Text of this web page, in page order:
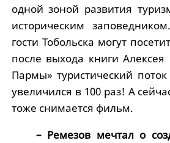
одной зоной развития
историческим
гости Тобольска могут
после выхода книги
Пармы» туристический
увеличился в 100 раз! А
тоже снимается фильм.
– Ремезов мечтал о